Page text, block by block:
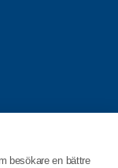
besökare en bättre